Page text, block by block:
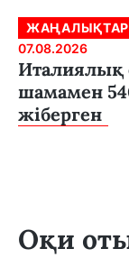
ЖАҢАЛЫҚТАР
07.08.2026
Италиялық
шамамен
жіберген
Оқи